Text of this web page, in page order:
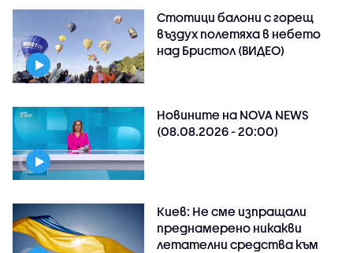
Стотици балони с горещ
въздух полетяха в небето
над Бристол (ВИДЕО)
Новините на NOVA NEWS
(08.08.2026 - 20:00)
Киев: Не сме изпращали
преднамерено никакви
летателни средства към